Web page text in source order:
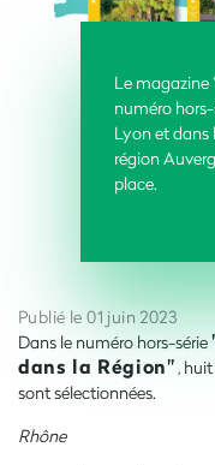
Le magazine
numéro
Lyon et dans
région
place.
Publié le 01 juin 2023
Dans le numéro hors-série
dans la Région", h
sont sélectionnées.
Rhône